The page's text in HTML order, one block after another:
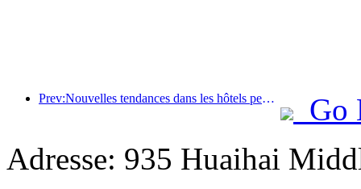
Prev:Nouvelles tendances dans les hôtels pendant la fête nationale 2024 : les post-00 portent le Hanfu et séjournent dans la « State Guesthouse » pour boire du thé et apprendre la calligraphie afin de démontrer leur confiance culturelle
Go
Adresse: 935 Huaihai